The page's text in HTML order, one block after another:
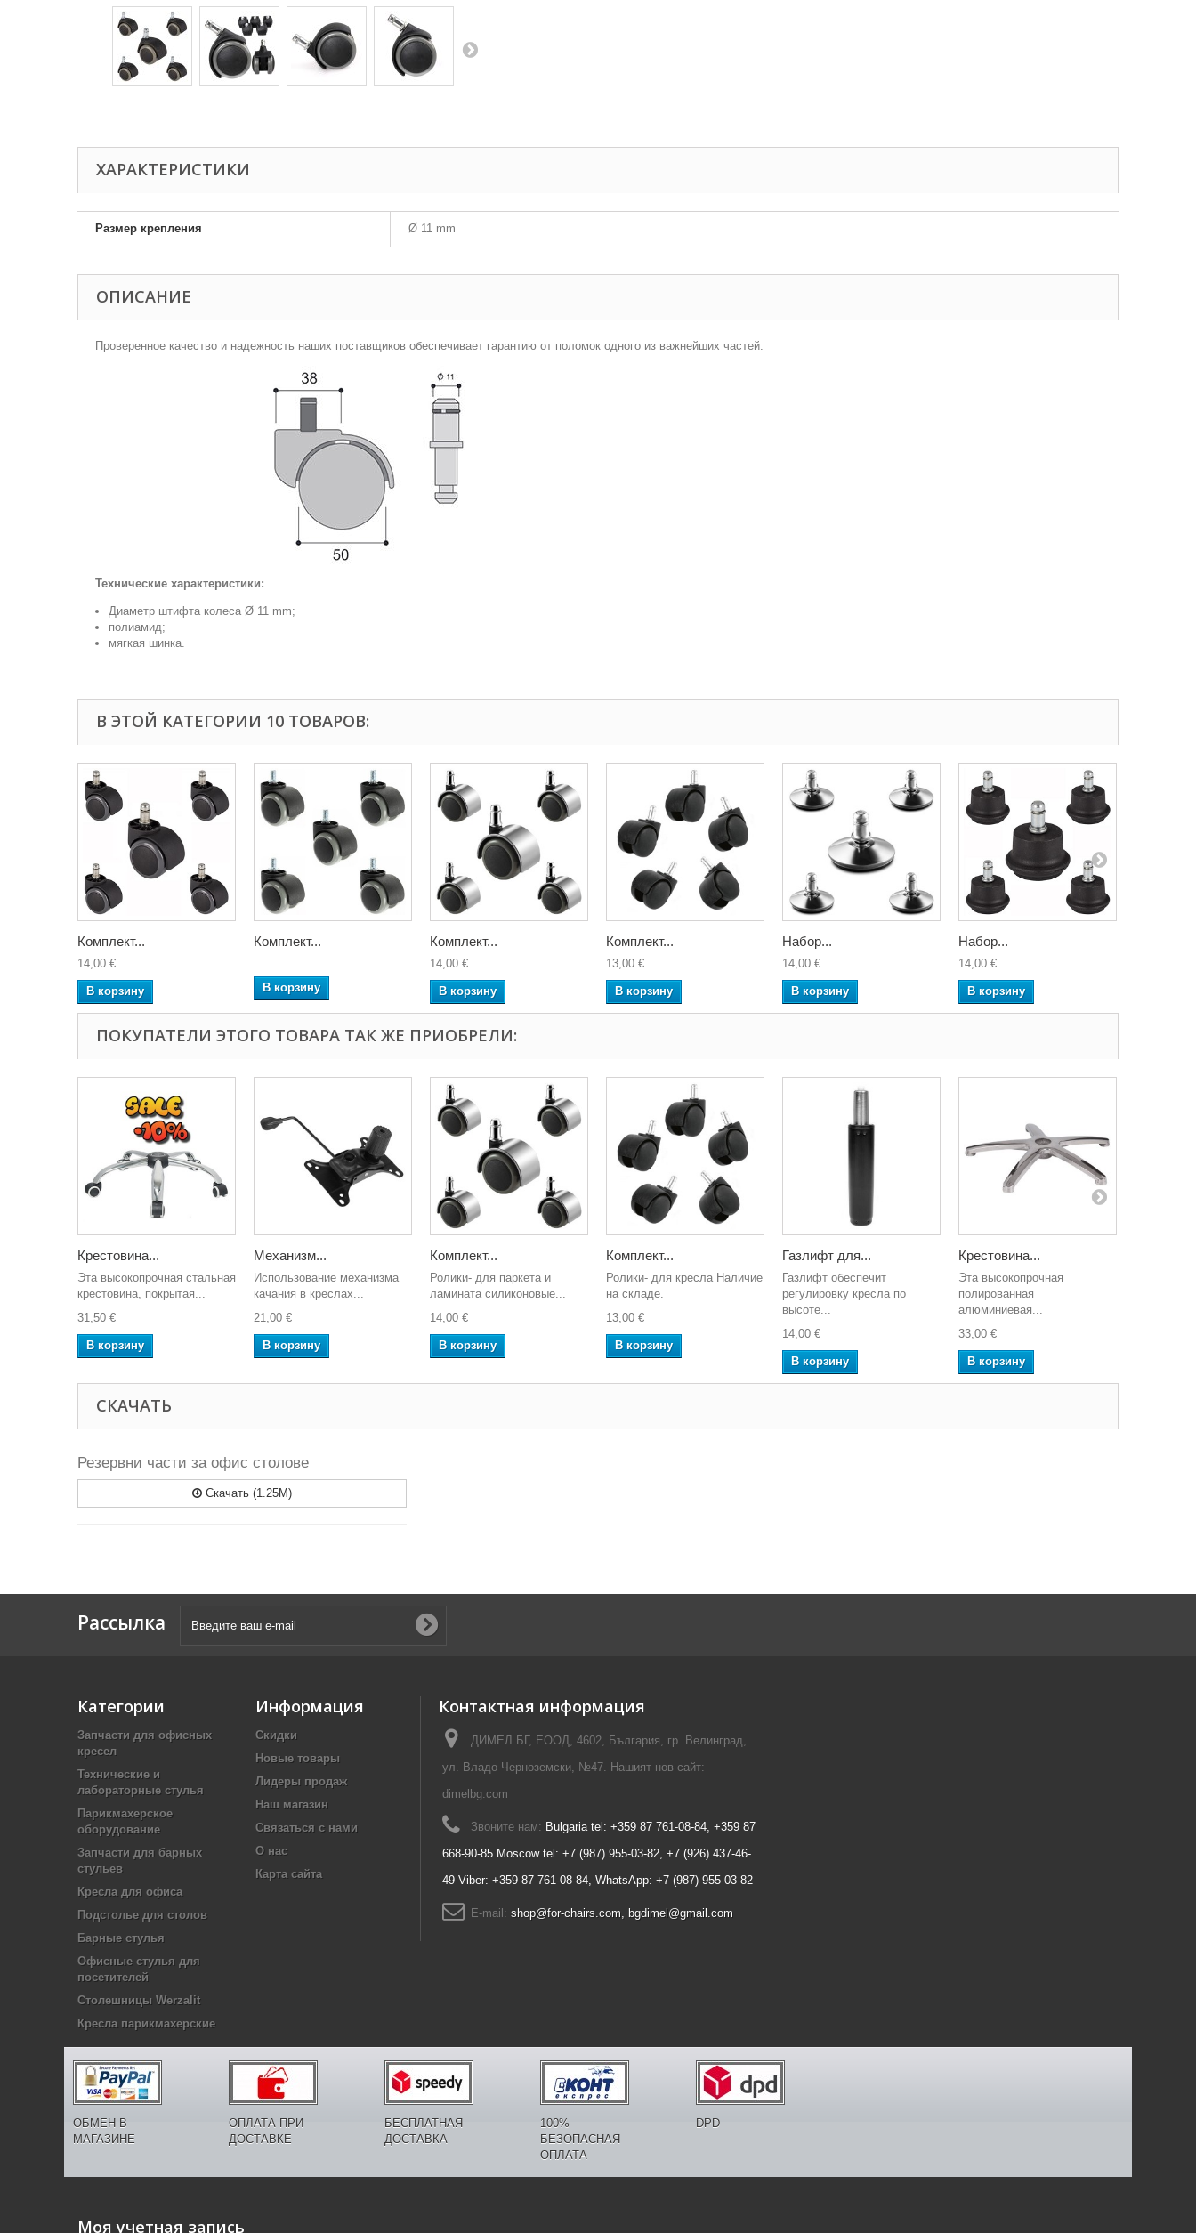
ХАРАКТЕРИСТИКИ
Размер крепления Ø 11 mm
ОПИСАНИЕ
Проверенное качество и надежность наших поставщиков обеспечивает гарантию от поломок одного из важнейших частей.
Технические характеристики:
Диаметр штифта колеса Ø 11 mm;
полиамид;
мягкая шинка.
В ЭТОЙ КАТЕГОРИИ 10 ТОВАРОВ:
Комплект...
14,00 €
В корзину
Комплект...
В корзину
Комплект...
14,00 €
В корзину
Комплект...
13,00 €
В корзину
Набор...
14,00 €
В корзину
Набор...
14,00 €
В корзину
ПОКУПАТЕЛИ ЭТОГО ТОВАРА ТАК ЖЕ ПРИОБРЕЛИ:
Крестовина...
Эта высокопрочная стальная
крестовина, покрытая...
31,50 €
В корзину
Механизм...
Использование механизма
качания в креслах...
21,00 €
В корзину
Комплект...
Ролики- для паркета и
ламината силиконовые...
14,00 €
В корзину
Комплект...
Ролики- для кресла Наличие
на складе.
13,00 €
В корзину
Газлифт для...
Газлифт обеспечит
регулировку кресла по
высоте...
14,00 €
В корзину
Крестовина...
Эта высокопрочная
полированная
алюминиевая...
33,00 €
В корзину
СКАЧАТЬ
Резервни части за офис столове
Скачать (1.25M)
Рассылка
Категории
Запчасти для офисных
кресел
Технические и
лабораторные стулья
Парикмахерское
оборудование
Запчасти для барных
стульев
Кресла для офиса
Подстолье для столов
Барные стулья
Офисные стулья для
посетителей
Столешницы Werzalit
Кресла парикмахерские
Информация
Скидки
Новые товары
Лидеры продаж
Наш магазин
Связаться с нами
О нас
Карта сайта
Контактная информация
ДИМЕЛ БГ, ЕООД, 4602, България, гр. Велинград,
ул. Владо Черноземски, №47. Нашият нов сайт:
dimelbg.com
Звоните нам: Bulgaria tel: +359 87 761-08-84, +359 87
668-90-85 Moscow tel: +7 (987) 955-03-82, +7 (926) 437-46-
49 Viber: +359 87 761-08-84, WhatsApp: +7 (987) 955-03-82
E-mail: shop@for-chairs.com, bgdimel@gmail.com
ОБМЕН В
МАГАЗИНЕ
ОПЛАТА ПРИ
ДОСТАВКЕ
БЕСПЛАТНАЯ
ДОСТАВКА
100%
БЕЗОПАСНАЯ
ОПЛАТА
DPD
Моя учетная запись